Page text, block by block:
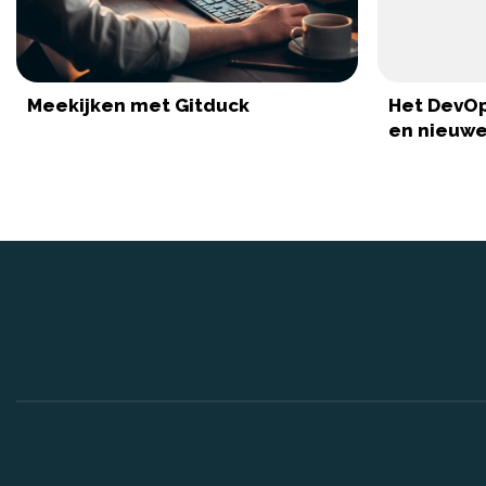
Meekijken met Gitduck
Het
en